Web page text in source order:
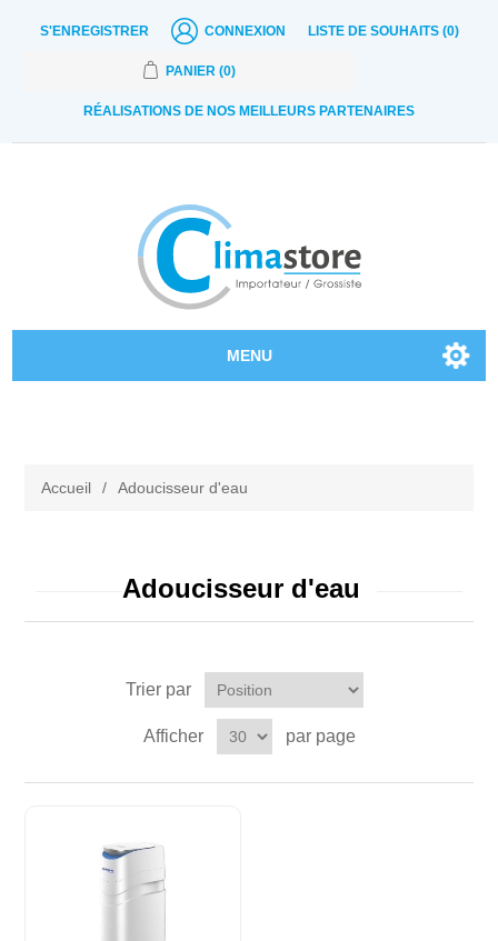
S'ENREGISTRER CONNEXION LISTE DE SOUHAITS (0)
PANIER (0)
RÉALISATIONS DE NOS MEILLEURS PARTENAIRES
MENU
Accueil / Adoucisseur d'eau
Adoucisseur d'eau
Trier par
Afficher par page